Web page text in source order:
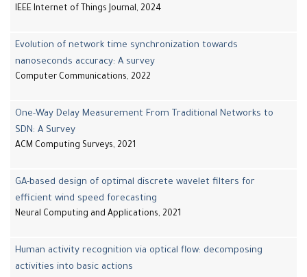
IEEE Internet of Things Journal, 2024
Evolution of network time synchronization towards
nanoseconds accuracy: A survey
Computer Communications, 2022
One-Way Delay Measurement From Traditional Networks to
SDN: A Survey
ACM Computing Surveys, 2021
GA-based design of optimal discrete wavelet filters for
efficient wind speed forecasting
Neural Computing and Applications, 2021
Human activity recognition via optical flow: decomposing
activities into basic actions